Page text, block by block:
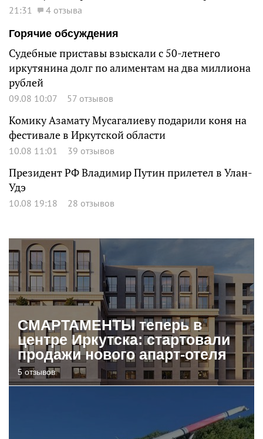
21:31
4 отзыва
Горячие обсуждения
Судебные приставы взыскали с 50-летнего
иркутянина долг по алиментам на два миллиона
рублей
09.08 10:07 57 отзывов
Комику Азамату Мусагалиеву подарили коня на
фестивале в Иркутской области
10.08 11:01 39 отзывов
Президент РФ Владимир Путин прилетел в Улан-
Удэ
10.08 19:18 28 отзывов
СМАРТАМЕНТЫ теперь в
центре Иркутска: стартовали
продажи нового апарт-отеля
5 отзывов